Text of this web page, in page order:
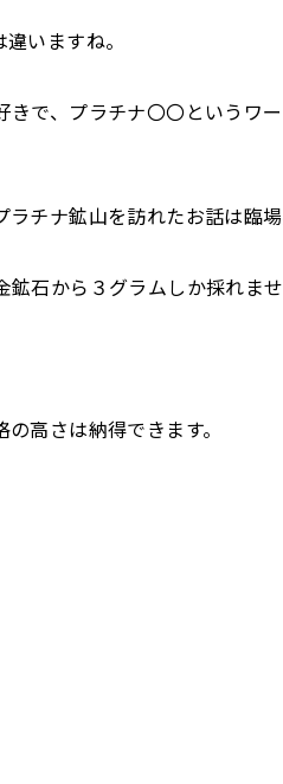
いますね。
きで、プラチナ〇〇というワ
チナ鉱山を訪れたお話は臨場
石から３グラムしか採れませ
高さは納得できます。